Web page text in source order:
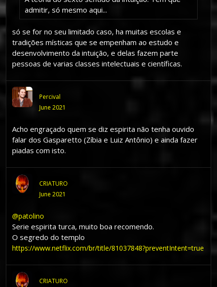
admitir, só mesmo aqui...
só se for no seu limitado caso, ha muitas escolas e
tradições místicas que se empenham ao estudo e
desenvolvimento da intuição, e delas fazem parte
pessoas de varias classes intelectuais e científicas.
Percival
June 2021
Acho engraçado quem se diz espirita não tenha ouvido
falar dos Gasparetto (Zíbia e Luiz Antônio) e ainda fazer
piadas com isto.
CRIATURO
June 2021
@patolino
Serie espirita turca, muito boa recomendo.
O segredo do templo
https://www.netflix.com/br/title/81037848?preventIntent=true
CRIATURO